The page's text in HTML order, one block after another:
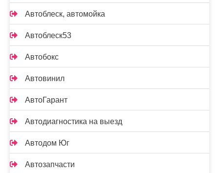
Автоблеск, автомойка
Автоблеск53
Автобокс
Автовинил
АвтоГарант
Автодиагностика на выезд
Автодом Юг
Автозапчасти